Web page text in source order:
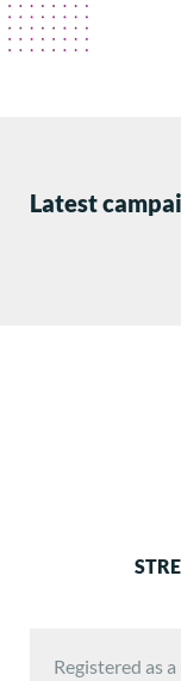
Latest
Registered as